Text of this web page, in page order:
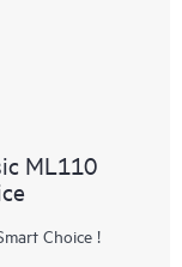
ML110
Choice !